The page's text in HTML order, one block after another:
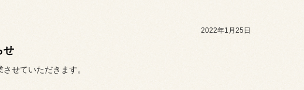
2022年1月25日
せ
せていただきます。